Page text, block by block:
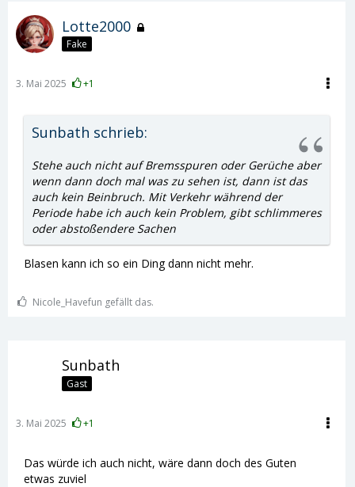
Lotte2000
Fake
3. Mai 2025 +1
Sunbath schrieb:
Stehe auch nicht auf Bremsspuren oder Gerüche aber
wenn dann doch mal was zu sehen ist, dann ist das
auch kein Beinbruch. Mit Verkehr während der
Periode habe ich auch kein Problem, gibt schlimmeres
oder abstoßendere Sachen
Blasen kann ich so ein Ding dann nicht mehr.
Nicole_Havefun gefällt das.
Sunbath
Gast
3. Mai 2025 +1
Das würde ich auch nicht, wäre dann doch des Guten
etwas zuviel